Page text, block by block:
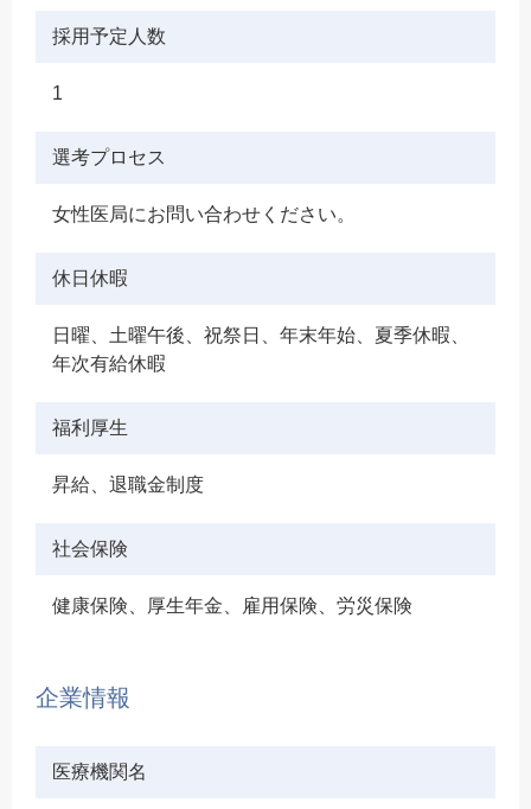
採用予定人数
1
選考プロセス
女性医局にお問い合わせください。
休日休暇
日曜、土曜午後、祝祭日、年末年始、夏季休暇、
年次有給休暇
福利厚生
昇給、退職金制度
社会保険
健康保険、厚生年金、雇用保険、労災保険
企業情報
医療機関名